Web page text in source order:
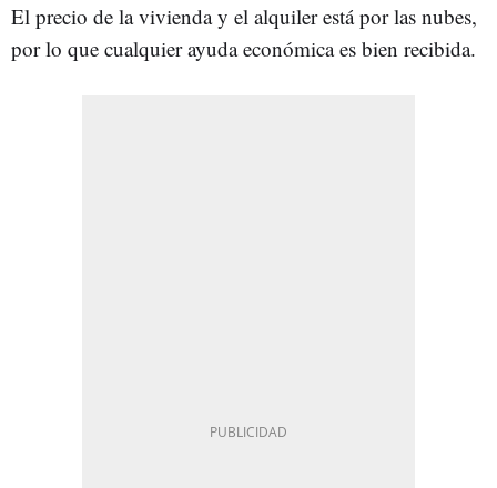
El precio de la vivienda y el alquiler está por las nubes,
por lo que cualquier ayuda económica es bien recibida.